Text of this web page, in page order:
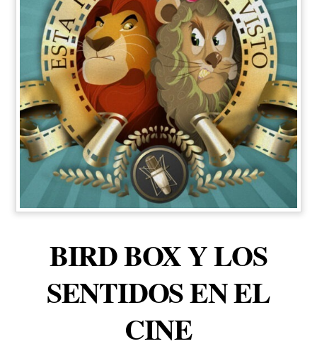
BIRD BOX Y LOS
SENTIDOS EN EL
CINE